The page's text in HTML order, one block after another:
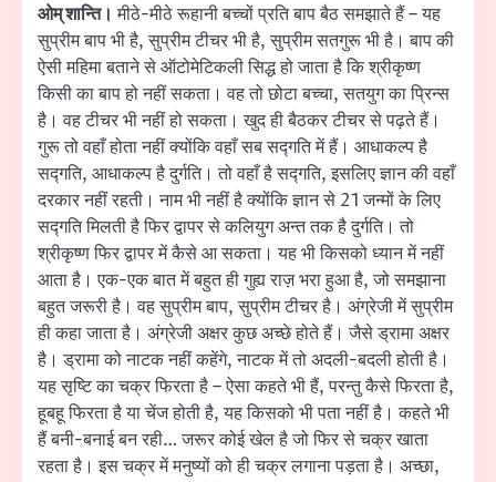
ओम् शान्ति। मीठे-मीठे रूहानी बच्चों प्रति बाप बैठ समझाते हैं – यह
सुप्रीम बाप भी है, सुप्रीम टीचर भी है, सुप्रीम सतगुरू भी है। बाप की
ऐसी महिमा बताने से ऑटोमेटिकली सिद्ध हो जाता है कि श्रीकृष्ण
किसी का बाप हो नहीं सकता। वह तो छोटा बच्चा, सतयुग का प्रिन्स
है। वह टीचर भी नहीं हो सकता। खुद ही बैठकर टीचर से पढ़ते हैं।
गुरू तो वहाँ होता नहीं क्योंकि वहाँ सब सद्गति में हैं। आधाकल्प है
सद्गति, आधाकल्प है दुर्गति। तो वहाँ है सद्गति, इसलिए ज्ञान की वहाँ
दरकार नहीं रहती। नाम भी नहीं है क्योंकि ज्ञान से 21 जन्मों के लिए
सद्गति मिलती है फिर द्वापर से कलियुग अन्त तक है दुर्गति। तो
श्रीकृष्ण फिर द्वापर में कैसे आ सकता। यह भी किसको ध्यान में नहीं
आता है। एक-एक बात में बहुत ही गुह्य राज़ भरा हुआ है, जो समझाना
बहुत जरूरी है। वह सुप्रीम बाप, सुप्रीम टीचर है। अंग्रेजी में सुप्रीम
ही कहा जाता है। अंग्रेजी अक्षर कुछ अच्छे होते हैं। जैसे ड्रामा अक्षर
है। ड्रामा को नाटक नहीं कहेंगे, नाटक में तो अदली-बदली होती है।
यह सृष्टि का चक्र फिरता है – ऐसा कहते भी हैं, परन्तु कैसे फिरता है,
हूबहू फिरता है या चेंज होती है, यह किसको भी पता नहीं है। कहते भी
हैं बनी-बनाई बन रही… जरूर कोई खेल है जो फिर से चक्र खाता
रहता है। इस चक्र में मनुष्यों को ही चक्र लगाना पड़ता है। अच्छा,